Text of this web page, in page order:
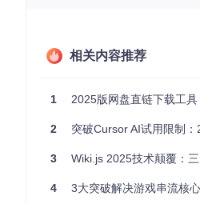
包裹重组（格式转换引擎）
性能指标：平均解析速度0.8
协议支持 ：HTTP/HTTPS/
加密算法：AES-256位传输加
相关内容推荐
1 2025版网盘直链下载工具：6大技
2 突破Cursor AI试用限制
3 Wiki.js 2025技术颠覆：
4 3大突破解决游戏串流核